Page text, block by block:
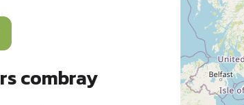
combray